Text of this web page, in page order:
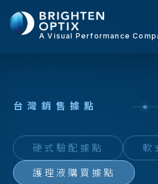
A Visual Performance
台灣銷 售據點
硬式驗配據點 軟
護理液購買據點